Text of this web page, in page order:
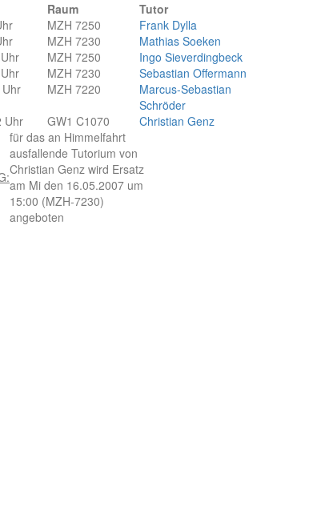
Raum
Tutor
MZH 7250
Frank Dylla
MZH 7230
Mathias Soeken
MZH 7250
Ingo Sieverdingbeck
MZH 7230
Sebastian Offermann
MZH 7220
Marcus-Sebastian
Schröder
Uhr
GW1 C1070 Christian Genz
für das an Himmelfahrt
ausfallende Tutorium von
Christian Genz wird Ersatz
am Mi den 16.05.2007 um
15:00 (MZH-7230)
angeboten